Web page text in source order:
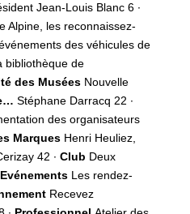
Jean-Louis Blanc 6 ∙‌
Alpine, les reconnaissez-
des véhicules de
bibliothèque de
des Musées Nouvelle
Stéphane Darracq 22 ∙‌
des organisateurs
Marques Henri Heuliez,
42 ∙‌ Club Deux
Evénements Les rendez-
Recevez